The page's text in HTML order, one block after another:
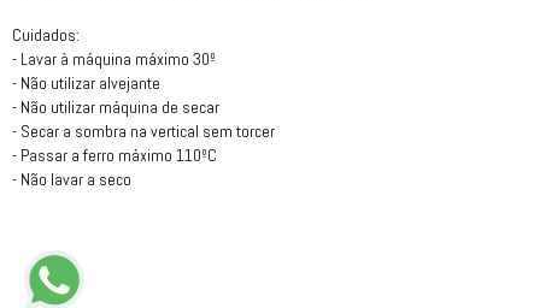
Cuidados:
- Lavar à máquina máximo 30º
- Não utilizar alvejante
- Não utilizar máquina de secar
- Secar a sombra na vertical sem torcer
- Passar a ferro máximo 110ºC
- Não lavar a seco